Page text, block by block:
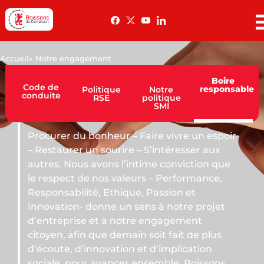
Accueil» Notre engagement
Code de
conduite
Politique
RSE
Notre
politique
SMI
Boire
responsable
bonheur – Faire vivre un espoir
un sourire – S’intéresser aux
avons l’intime conviction que
nos valeurs – Performance,
Ethique, Passion et
donne un sens à notre projet
et à notre engagement
que demain soit fait de plus
et d’implication